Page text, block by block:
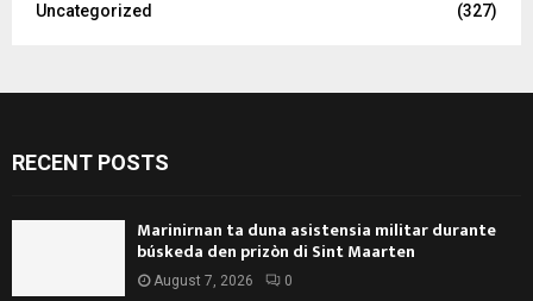
Uncategorized
(327)
RECENT POSTS
Marinirnan ta duna asistensia militar durante
búskeda den prizòn di Sint Maarten
August 7, 2026 0